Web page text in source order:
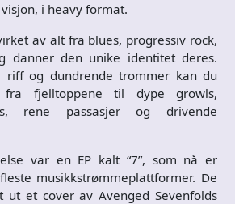
i heavy format.
av alt fra blues, progressiv rock,
danner den unike identitet deres.
riff og dundrende trommer kan du
fra fjelltoppene til dype growls,
rene passasjer og drivende
var en EP kalt “7”, som nå er
musikkstrømmeplattformer. De
ut et cover av Avenged Sevenfolds